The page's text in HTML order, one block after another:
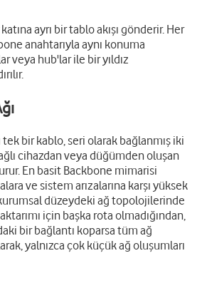
ayrı bir tablo akışı gönderir. Her
anahtarıyla aynı konuma
veya hub'lar ile bir yıldız
tek bir kablo, seri olarak bağlanmış iki
cihazdan veya düğümden oluşan
En basit Backbone mimarisi
ve sistem arızalarına karşı yüksek
düzeydeki ağ topolojilerinde
için başka rota olmadığından,
bir bağlantı koparsa tüm ağ
yalnızca çok küçük ağ oluşumları